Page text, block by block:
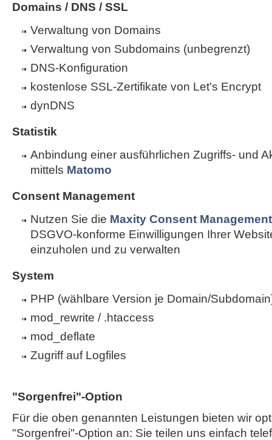
Domains / DNS / SSL
Verwaltung von Domains
Verwaltung von Subdomains (unbegrenzt)
DNS-Konfiguration
kostenlose SSL-Zertifikate von Let's Encrypt
dynDNS
Statistik
Anbindung einer ausführlichen Zugriffs- und
mittels Matomo
Consent Management
Nutzen Sie die Maxity Consent
DSGVO-konforme Einwilligungen Ihrer
einzuholen und zu verwalten
System
PHP (wählbare Version je Domain/
mod_rewrite / .htaccess
mod_deflate
Zugriff auf Logfiles
"Sorgenfrei"-Option
Für die oben genannten Leistungen bieten wir
"Sorgenfrei"-Option an: Sie teilen uns einfach